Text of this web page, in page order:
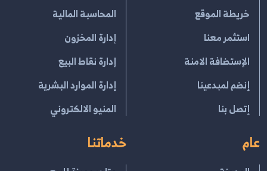
خريطة الموقع
استثمر معنا
الإستضافة الامنة
إنضم لمبدعينا
إتصل بنا
المحاسبة المالية
إدارة المخزون
إدارة نقاط البيع
إدارة الموارد البشرية
المنيو الالكتروني
عام خدماتنا